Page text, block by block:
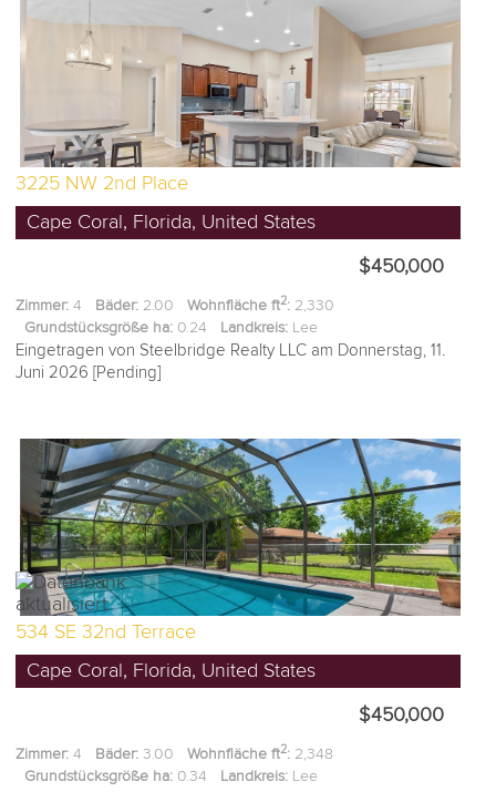
3225 NW 2nd Place
Cape Coral, Florida, United States
$450,000
Zimmer: 4 Bäder: 2.00Wohnfläche ft2: 2,330
Grundstücksgröße ha: 0.24 Landkreis: Lee
Eingetragen von Steelbridge Realty LLC am Donnerstag, 11.
Juni 2026 [Pending]
534 SE 32nd Terrace
Cape Coral, Florida, United States
$450,000
Zimmer: 4 Bäder: 3.00Wohnfläche ft2: 2,348
Grundstücksgröße ha: 0.34 Landkreis: Lee